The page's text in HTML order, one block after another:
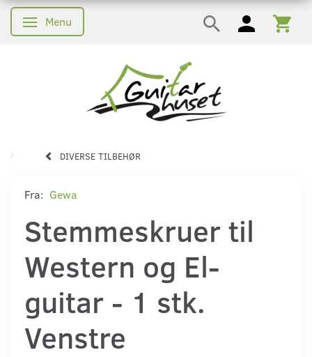
Skifte navigation
Menu
DIVERSE TILBEHØR
Fra: Gewa
Stemmeskruer til
Western og El-
guitar - 1 stk.
Venstre